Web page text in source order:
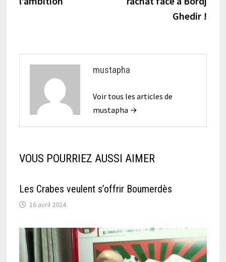
Ghedir !
mustapha
Voir tous les articles de
mustapha →
VOUS POURRIEZ AUSSI AIMER
Les Crabes veulent s’offrir Boumerdès
16 avril 2024